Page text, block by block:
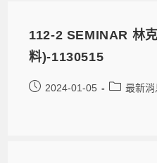
112-2 SEMINAR 林
料)-1130515
2024-01-05 最新消